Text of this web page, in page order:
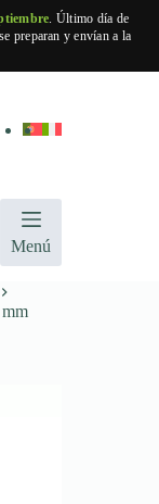
. Último día de
preparan y envían a la
Menú